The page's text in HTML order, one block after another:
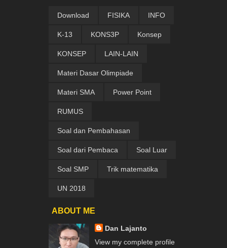
Download FISIKA INFO
K-13 KONS3P Konsep
KONSEP LAIN-LAIN
Materi Dasar Olimpiade
Materi SMA Power Point
RUMUS
Soal dan Pembahasan
Soal dari Pembaca Soal Luar
Soal SMP Trik matematika
UN 2018
ABOUT ME
Dan Lajanto
View my complete profile